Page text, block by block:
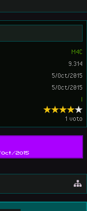
M4C
9.314
5/Oct/2015
5/Oct/2015
I
1 voto
2015